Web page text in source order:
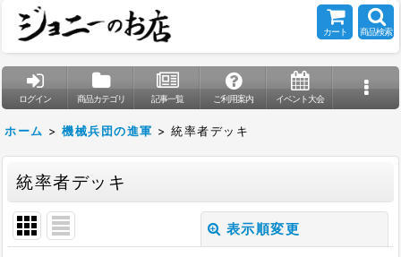
カート 商品検索
ログイン 商品カテゴリ 記事一覧 ご利用案内 イベント大会
ホーム > 機械兵団の進軍 > 統率者デッキ
統率者デッキ
表示順変更